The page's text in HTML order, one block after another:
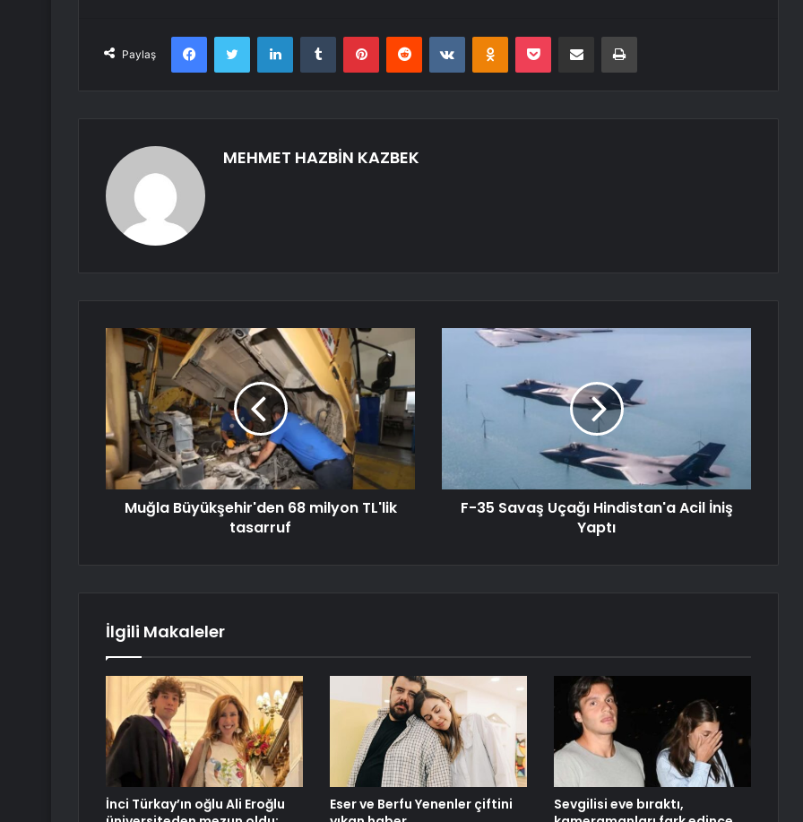
Paylaş
FacebookTwitter LinkedInTumblr PinterestReddit VKontakteOdnoklassniki
Pocket E-Posta ile paylaş Yazdır
MEHMET HAZBİN KAZBEK
Muğla Büyükşehir'den 68 milyon TL'lik
tasarruf
F-35 Savaş Uçağı Hindistan'a Acil İniş
Yaptı
İlgili Makaleler
İnci Türkay’ın oğlu Ali Eroğlu
Eser ve Berfu Yenenler çiftini
Sevgilisi eve bıraktı,